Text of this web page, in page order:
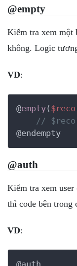
@empty
Kiểm tra xem một
không. Logic
VD:
@empty(
//
@endempty
@auth
Kiểm tra xem
thì code bên trong
VD: